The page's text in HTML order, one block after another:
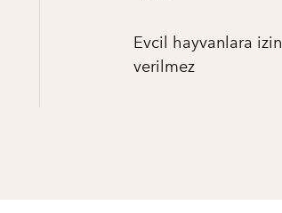
Evcil hayvanlara izin
verilmez